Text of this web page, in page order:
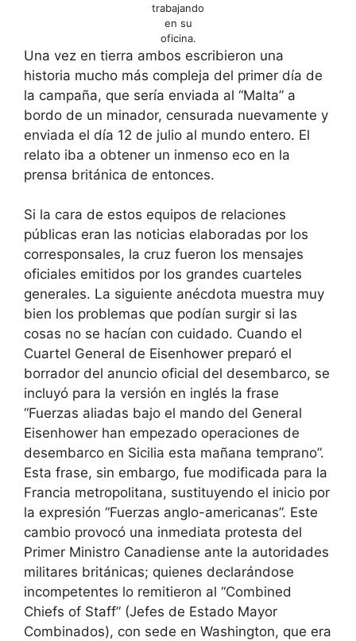
trabajando
en su
oficina.
Una vez en tierra ambos escribieron una
historia mucho más compleja del primer día de
la campaña, que sería enviada al “Malta” a
bordo de un minador, censurada nuevamente y
enviada el día 12 de julio al mundo entero. El
relato iba a obtener un inmenso eco en la
prensa británica de entonces.
Si la cara de estos equipos de relaciones
públicas eran las noticias elaboradas por los
corresponsales, la cruz fueron los mensajes
oficiales emitidos por los grandes cuarteles
generales. La siguiente anécdota muestra muy
bien los problemas que podían surgir si las
cosas no se hacían con cuidado. Cuando el
Cuartel General de Eisenhower preparó el
borrador del anuncio oficial del desembarco, se
incluyó para la versión en inglés la frase
“Fuerzas aliadas bajo el mando del General
Eisenhower han empezado operaciones de
desembarco en Sicilia esta mañana temprano”.
Esta frase, sin embargo, fue modificada para la
Francia metropolitana, sustituyendo el inicio por
la expresión “Fuerzas anglo-americanas”. Este
cambio provocó una inmediata protesta del
Primer Ministro Canadiense ante la autoridades
militares británicas; quienes declarándose
incompetentes lo remitieron al “Combined
Chiefs of Staff” (Jefes de Estado Mayor
Combinados), con sede en Washington, que era